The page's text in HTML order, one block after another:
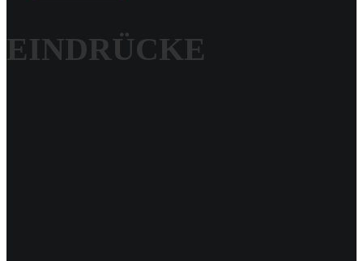
EINDRÜCKE